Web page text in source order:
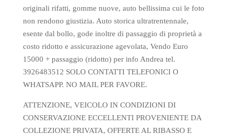
originali rifatti, gomme nuove, auto bellissima cui le foto
non rendono giustizia. Auto storica ultratrentennale,
esente dal bollo, gode inoltre di passaggio di proprietà a
costo ridotto e assicurazione agevolata, Vendo Euro
15000 + passaggio (ridotto) per info Andrea tel.
3926483512 SOLO CONTATTI TELEFONICI O
WHATSAPP. NO MAIL PER FAVORE.
ATTENZIONE, VEICOLO IN CONDIZIONI DI
CONSERVAZIONE ECCELLENTI PROVENIENTE DA
COLLEZIONE PRIVATA, OFFERTE AL RIBASSO E